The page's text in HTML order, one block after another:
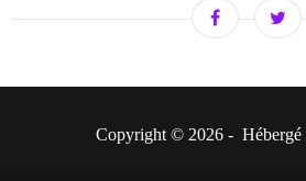
Copyright © 2026 - Hébergé